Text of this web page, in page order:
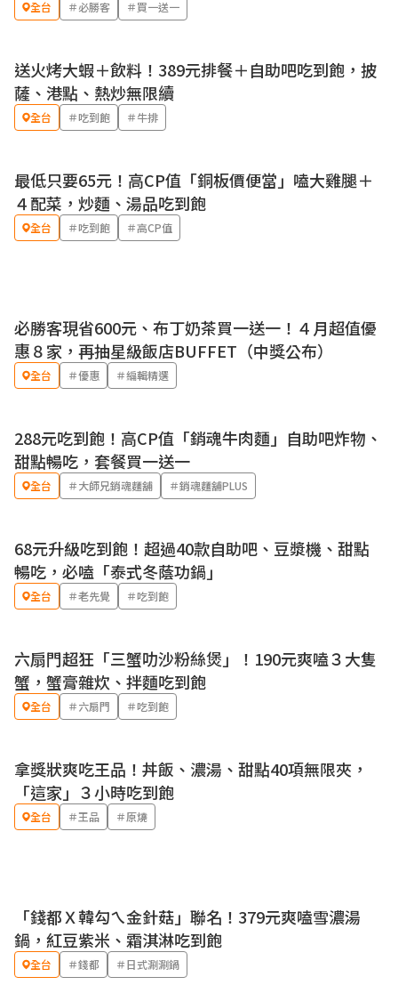
全台 ＃必勝客 ＃買一送一
優惠
送火烤大蝦＋飲料！389元排餐＋自助吧吃到飽，披
薩、港點、熱炒無限續
全台 ＃吃到飽 ＃牛排
最低只要65元！高CP值「銅板價便當」嗑大雞腿＋
４配菜，炒麵、湯品吃到飽
全台 ＃吃到飽 ＃高CP值
優惠
必勝客現省600元、布丁奶茶買一送一！４月超值優
惠８家，再抽星級飯店BUFFET（中獎公布）
全台 ＃優惠 ＃編輯精選
288元吃到飽！高CP值「銷魂牛肉麵」自助吧炸物、
甜點暢吃，套餐買一送一
全台 ＃大師兄銷魂麵舖 ＃銷魂麵舖PLUS
68元升級吃到飽！超過40款自助吧、豆漿機、甜點
暢吃，必嗑「泰式冬蔭功鍋」
全台 ＃老先覺 ＃吃到飽
六扇門超狂「三蟹叻沙粉絲煲」！190元爽嗑３大隻
蟹，蟹膏雜炊、拌麵吃到飽
全台 ＃六扇門 ＃吃到飽
優惠
拿獎狀爽吃王品！丼飯、濃湯、甜點40項無限夾，
「這家」３小時吃到飽
全台 ＃王品 ＃原燒
「錢都Ｘ韓勾ㄟ金針菇」聯名！379元爽嗑雪濃湯
鍋，紅豆紫米、霜淇淋吃到飽
全台 ＃錢都 ＃日式涮涮鍋